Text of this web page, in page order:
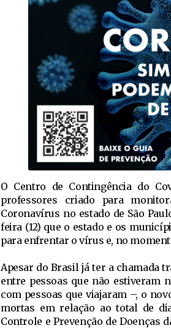
O Centro de Contingência do
professores criado para
Coronavírus no estado de São
feira (12) que o estado e os
para enfrentar o vírus e, no
Apesar do Brasil já ter a chamada
entre pessoas que não estiveram
com pessoas que viajaram –, o
mortas em relação ao total de
Controle e Prevenção de Doenças